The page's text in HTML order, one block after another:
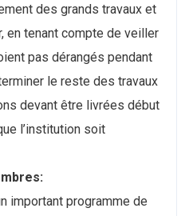
des grands travaux et
en tenant compte de veiller
pas dérangés pendant
le reste des travaux
devant être livrées début
l’institution soit
important programme de